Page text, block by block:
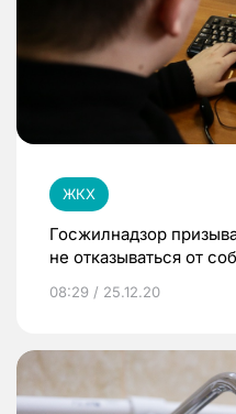
ЖКХ
Госжилнадзор
не отказываться от
08:29 / 25.12.20